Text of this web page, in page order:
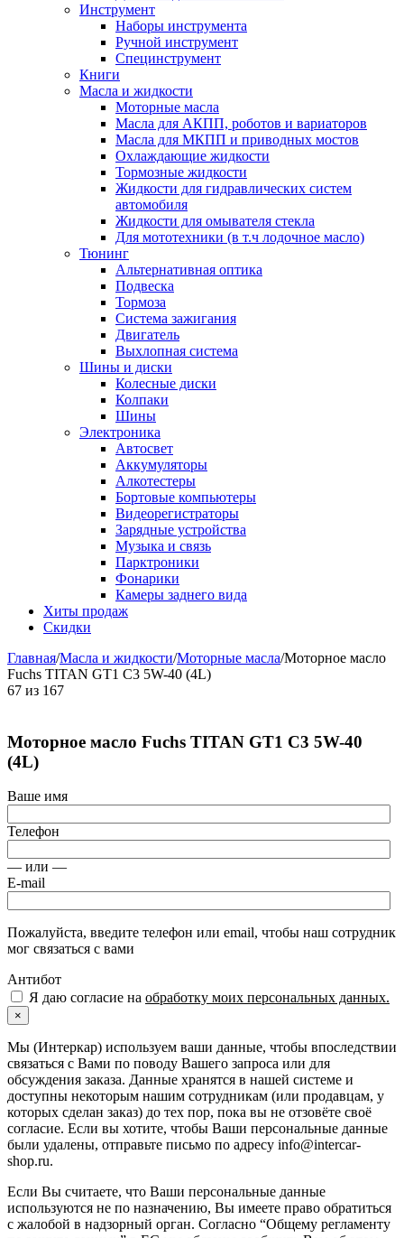
Инструмент
Наборы инструмента
Ручной инструмент
Специнструмент
Книги
Масла и жидкости
Моторные масла
Масла для АКПП, роботов и вариаторов
Масла для МКПП и приводных мостов
Охлаждающие жидкости
Тормозные жидкости
Жидкости для гидравлических систем
автомобиля
Жидкости для омывателя стекла
Для мототехники (в т.ч лодочное масло)
Тюнинг
Альтернативная оптика
Подвеска
Тормоза
Система зажигания
Двигатель
Выхлопная система
Шины и диски
Колесные диски
Колпаки
Шины
Электроника
Автосвет
Аккумуляторы
Алкотестеры
Бортовые компьютеры
Видеорегистраторы
Зарядные устройства
Музыка и связь
Парктроники
Фонарики
Камеры заднего вида
Хиты продаж
Скидки
Главная/Масла и жидкости/Моторные масла/Моторное масло
Fuchs TITAN GT1 C3 5W-40 (4L)
67 из 167
Моторное масло Fuchs TITAN GT1 C3 5W-40
(4L)
Ваше имя
Телефон
— или —
E-mail
Пожалуйста, введите телефон или email, чтобы наш сотрудник
мог связаться с вами
Антибот
Я даю согласие на обработку моих персональных данных.
×
Мы (Интеркар) используем ваши данные, чтобы впоследствии
связаться с Вами по поводу Вашего запроса или для
обсуждения заказа. Данные хранятся в нашей системе и
доступны некоторым нашим сотрудникам (или продавцам, у
которых сделан заказ) до тех пор, пока вы не отзовёте своё
согласие. Если вы хотите, чтобы Ваши персональные данные
были удалены, отправьте письмо по адресу info@intercar-
shop.ru.
Если Вы считаете, что Ваши персональные данные
используются не по назначению, Вы имеете право обратиться
с жалобой в надзорный орган. Согласно “Общему регламенту